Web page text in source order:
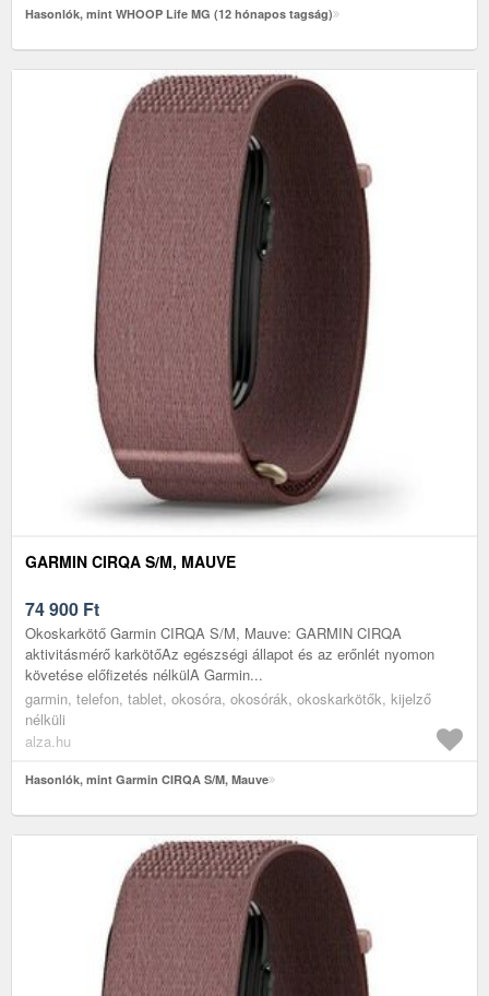
Hasonlók, mint WHOOP Life MG (12 hónapos tagság)
GARMIN CIRQA S/M, MAUVE
74 900 Ft
Okoskarkötő Garmin CIRQA S/M, Mauve: GARMIN CIRQA
aktivitásmérő karkötőAz egészségi állapot és az erőnlét nyomon
követése előfizetés nélkülA Garmin...
garmin, telefon, tablet, okosóra, okosórák, okoskarkötők, kijelző
nélküli
alza.hu
Hasonlók, mint Garmin CIRQA S/M, Mauve